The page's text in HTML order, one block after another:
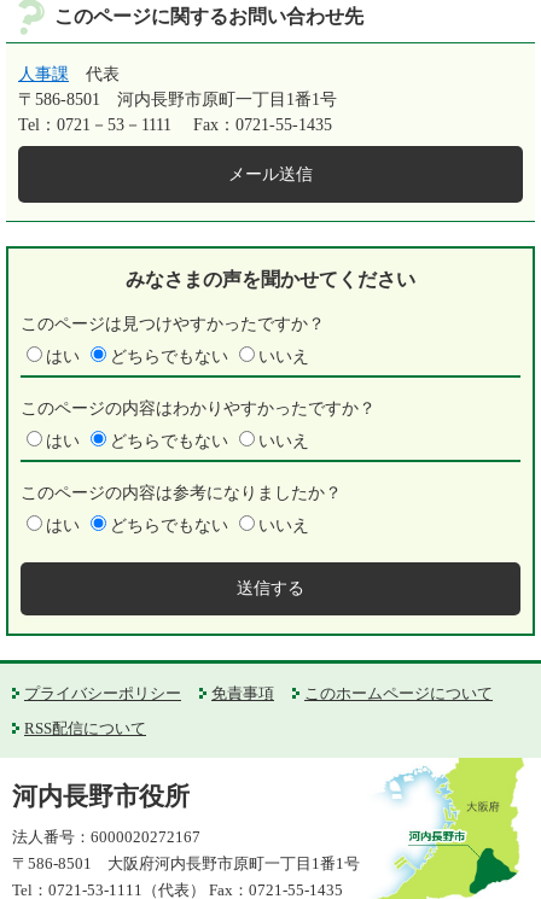
このページに関するお問い合わせ先
人事課
代表
〒586-8501
河内長野市原町一丁目1番1号
Tel：0721－53－1111
Fax：0721-55-1435
メール送信
みなさまの声を聞かせてください
このページは見つけやすかったですか？
はい
どちらでもない いいえ
このページの内容はわかりやすかったですか？
はい
どちらでもない いいえ
このページの内容は参考になりましたか？
はい
どちらでもない いいえ
プライバシーポリシー 免責事項
このホームページについて
RSS配信について
河内長野市役所
法人番号：6000020272167
〒586-8501 大阪府河内長野市原町一丁目1番1号
Tel：0721-53-1111（代表） Fax：0721-55-1435